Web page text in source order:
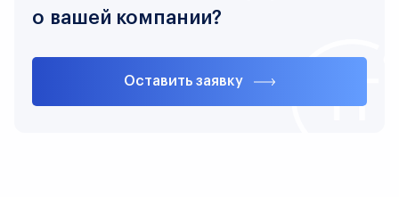
о вашей компании?
Оставить заявку